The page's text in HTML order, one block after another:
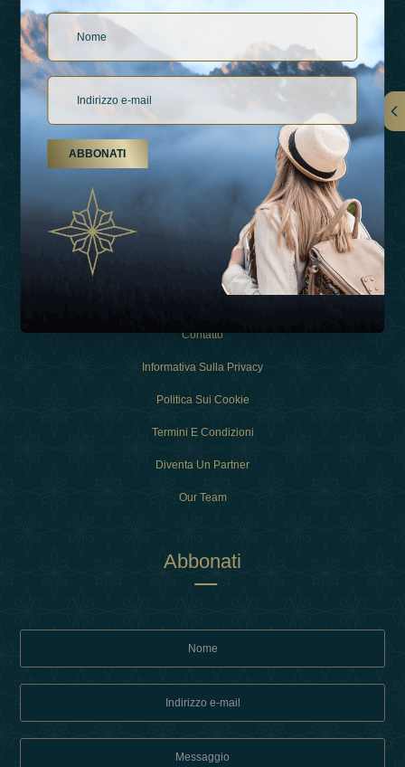
Collegamenti
Esperienza
Contatto
Informativa Sulla Privacy
Politica Sui Cookie
Termini E Condizioni
Diventa Un Partner
Our Team
Abbonati
ABBONATI